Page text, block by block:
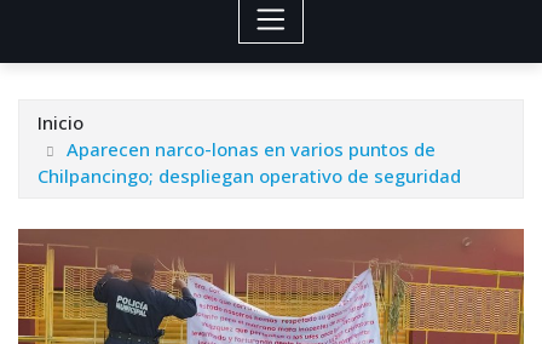
Inicio
Aparecen narco-lonas en varios puntos de
Chilpancingo; despliegan operativo de seguridad